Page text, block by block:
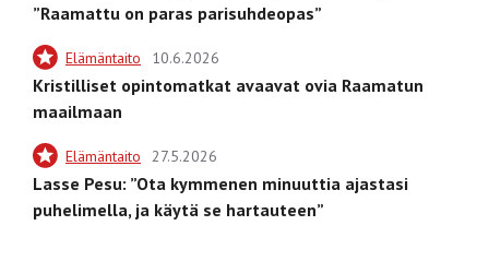
”Raamattu on paras parisuhdeopas”
Elämäntaito 10.6.2026
Kristilliset opintomatkat avaavat ovia Raamatun
maailmaan
Elämäntaito 27.5.2026
Lasse Pesu: ”Ota kymmenen minuuttia ajastasi
puhelimella, ja käytä se hartauteen”